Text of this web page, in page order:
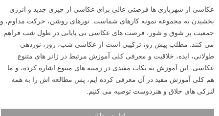
عکاسی از شهربازی ها فرصتی عالی برای عکاسی از چیزی جدید و انرژی
بخشیدن به مجموعه نمونه کارهای شماست. نورهای روشن، حرکت مداوم، و
جمعیت پر شوق و شور، فرصت های عکاسی بی پایانی در طول شب فراهم
می کنند. مطلب پیش رو، ترکیبی است از عکاسی شب، روز، نوردهی
طولانی، ایده، خلاقیت و معرفی کلی آموزش مرتبط در ژانر های متنوع
عکاسی. این آموزش به نکات مفیدی در زمینه های متنوع اشاره کرده، و ما
هم کلی آموزش مفید در آن معرفی کرده ایم، پس مطالعه اش را به همه
لنزکی های خلاق و هنردوست توصیه می کنیم.